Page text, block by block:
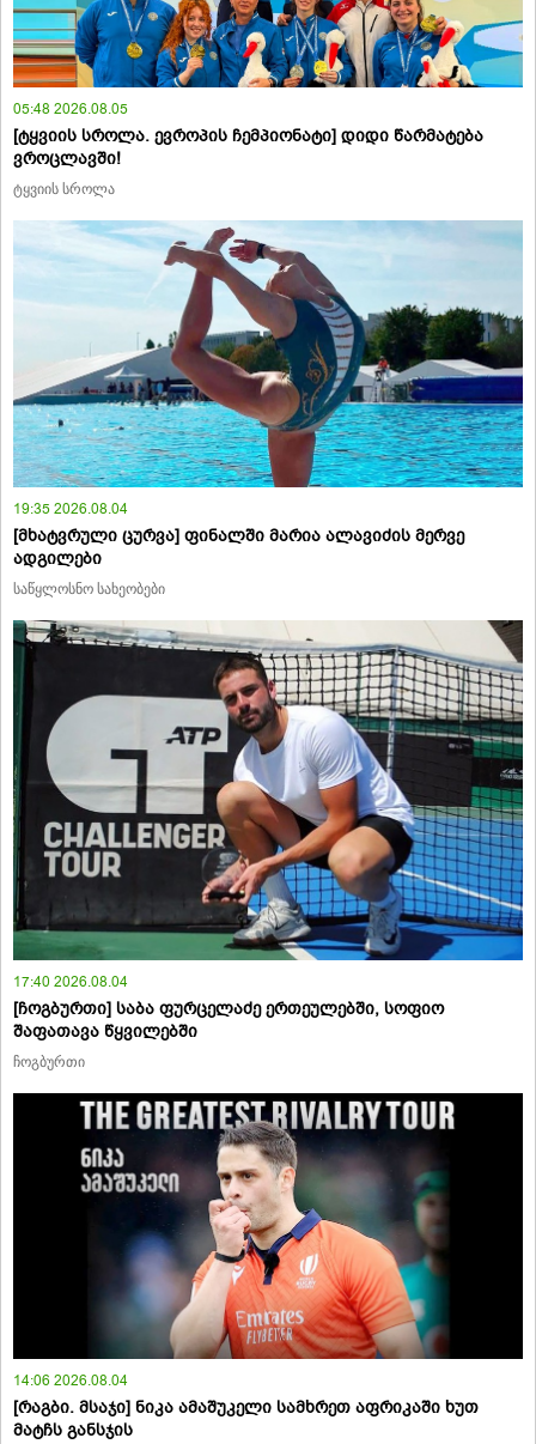
05:48 2026.08.05
[ტყვიის სროლა. ევროპის ჩემპიონატი] დიდი წარმატება
ვროცლავში!
ტყვიის სროლა
19:35 2026.08.04
[მხატვრული ცურვა] ფინალში მარია ალავიძის მერვე
ადგილები
საწყლოსნო სახეობები
17:40 2026.08.04
[ჩოგბურთი] საბა ფურცელაძე ერთეულებში, სოფიო
შაფათავა წყვილებში
ჩოგბურთი
14:06 2026.08.04
[რაგბი. მსაჯი] ნიკა ამაშუკელი სამხრეთ აფრიკაში ხუთ
მატჩს განსჯის